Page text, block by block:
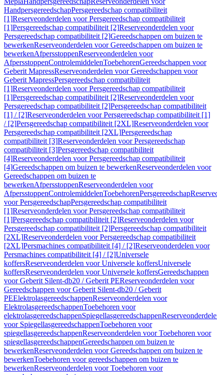
HandpersgereedschapPersgereedschap compatibiliteit
[1]Reserveonderdelen voor Persgereedschap compatibiliteit
[1]Persgereedschap compatibiliteit [2]Reserveonderdelen voor
Persgereedschap compatibiliteit [2]Gereedschappen om buizen te
bewerkenReserveonderdelen voor Gereedschappen om buizen te
bewerkenAfpersstoppenReserveonderdelen voor
AfpersstoppenControlemiddelenToebehorenGereedschappen voor
Geberit MapressReserveonderdelen voor Gereedschappen voor
Geberit MapressPersgereedschap compatibiliteit
[1]Reserveonderdelen voor Persgereedschap compatibiliteit
[1]Persgereedschap compatibiliteit [2]Reserveonderdelen voor
Persgereedschap compatibiliteit [2]Persgereedschap compatibiliteit
[1] / [2]Reserveonderdelen voor Persgereedschap compatibiliteit [1]
/ [2]Persgereedschap compatibiliteit [2XL]Reserveonderdelen voor
Persgereedschap compatibiliteit [2XL]Persgereedschap
compatibiliteit [3]Reserveonderdelen voor Persgereedschap
compatibiliteit [3]Persgereedschap compatibiliteit
[4]Reserveonderdelen voor Persgereedschap compatibiliteit
[4]Gereedschappen om buizen te bewerkenReserveonderdelen voor
Gereedschappen om buizen te
bewerkenAfpersstoppenReserveonderdelen voor
AfpersstoppenControlemiddelenToebehorenPersgereedschap
voor PersgereedschapPersgereedschap compatibiliteit
[1]Reserveonderdelen voor Persgereedschap compatibiliteit
[1]Persgereedschap compatibiliteit [2]Reserveonderdelen voor
Persgereedschap compatibiliteit [2]Persgereedschap compatibiliteit
[2XL]Reserveonderdelen voor Persgereedschap compatibiliteit
[2XL]Persmachines compatibiliteit [4] / [2]Reserveonderdelen voor
Persmachines compatibiliteit [4] / [2]Universele
koffersReserveonderdelen voor Universele koffersUniversele
koffersReserveonderdelen voor Universele koffersGereedschappen
voor Geberit Silent-db20 / Geberit PEReserveonderdelen voor
Gereedschappen voor Geberit Silent-db20 / Geberit
PEElektrolasgereedschappenReserveonderdelen voor
ElektrolasgereedschappenToebehoren voor
elektrolasgereedschappenSpiegellasgereedschappen
voor SpiegellasgereedschappenToebehoren voor
spiegellasgereedschappenReserveonderdelen voor Toebehoren voor
spiegellasgereedschappenGereedschappen om buizen te
bewerkenReserveonderdelen voor Gereedschappen om buizen te
bewerkenToebehoren voor gereedschappen om buizen te
bewerkenReserveonderdelen voor Toebehoren voor